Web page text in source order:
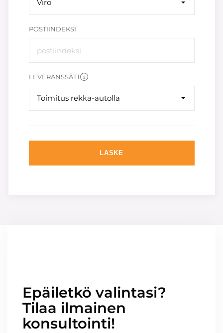
Viro
POSTIINDEKSI
LEVERANSSÄTT
Toimitus rekka-autolla
LASKE
Epäiletkö valintasi?
Tilaa ilmainen
konsultointi!